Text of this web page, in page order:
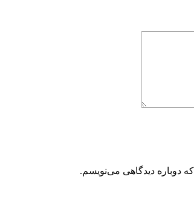
دوباره دیدگاهی می‌نویسم.